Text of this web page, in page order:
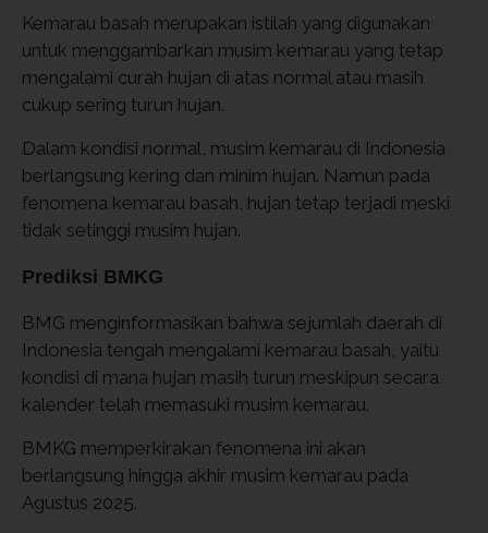
Kemarau basah merupakan istilah yang digunakan
untuk menggambarkan musim kemarau yang tetap
mengalami curah hujan di atas normal atau masih
cukup sering turun hujan.
Dalam kondisi normal, musim kemarau di Indonesia
berlangsung kering dan minim hujan. Namun pada
fenomena kemarau basah, hujan tetap terjadi meski
tidak setinggi musim hujan.
Prediksi BMKG
BMG menginformasikan bahwa sejumlah daerah di
Indonesia tengah mengalami kemarau basah, yaitu
kondisi di mana hujan masih turun meskipun secara
kalender telah memasuki musim kemarau.
BMKG memperkirakan fenomena ini akan
berlangsung hingga akhir musim kemarau pada
Agustus 2025.